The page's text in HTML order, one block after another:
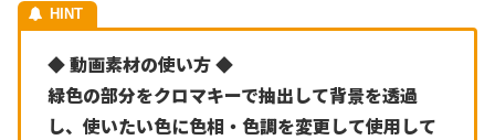
◆ 動画素材の使い方 ◆
緑色の部分をクロマキーで抽出して背景を透過
し、使いたい色に色相・色調を変更して使用して